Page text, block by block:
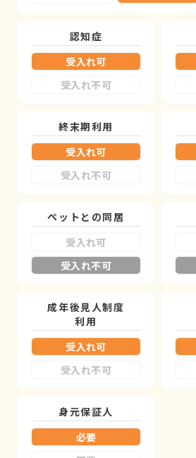
認知症
受入れ可
受入れ不可
終末期利用
受入れ可
受入れ不可
ペットとの同居
受入れ可
受入れ不可
成年後見人制度
利用
受入れ可
受入れ不可
身元保証人
必要